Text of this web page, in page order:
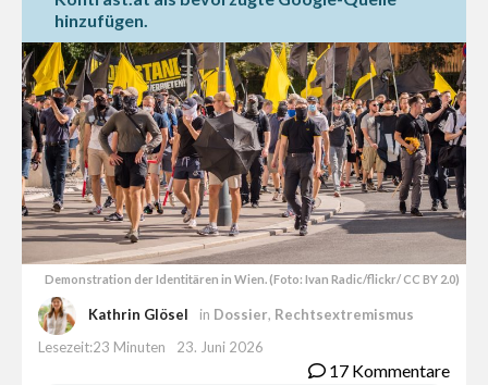
hinzufügen.
Demonstration der Identitären in Wien. (Foto: Ivan Radic/flickr/ CC BY 2.0)
Kathrin Glösel in Dossier, Rechtsextremismus
Lesezeit:23 Minuten
23. Juni 2026
17 Kommentare